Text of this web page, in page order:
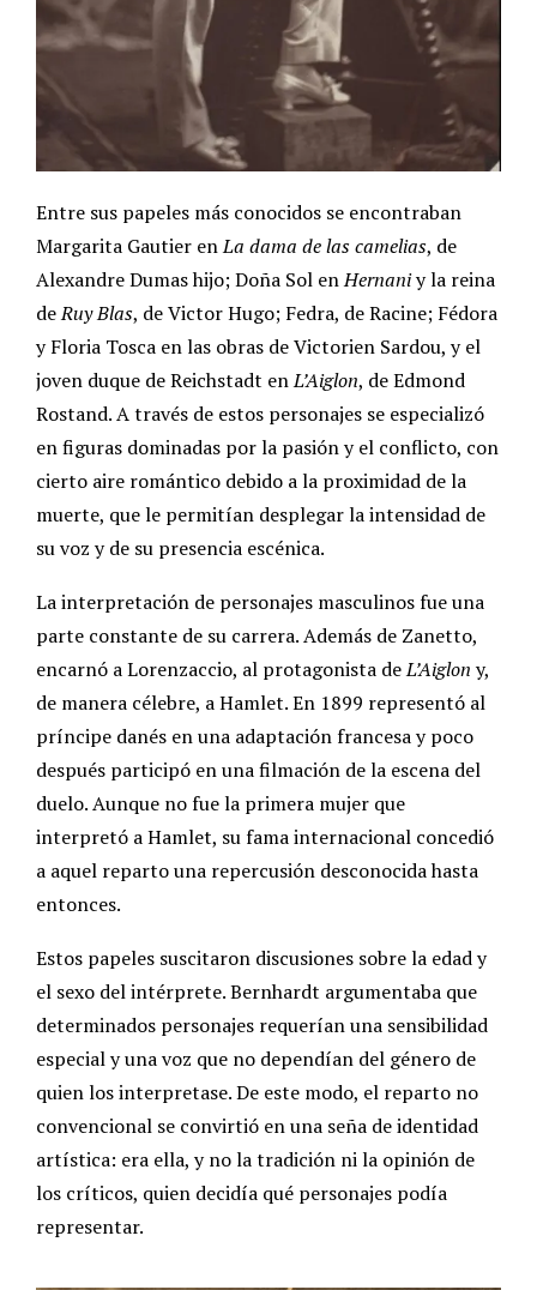
Entre sus papeles más conocidos se encontraban
Margarita Gautier enLa dama de las camelias, de
Alexandre Dumas hijo; Doña Sol enHernaniy la reina
deRuy Blas, de Victor Hugo; Fedra, de Racine; Fédora
y Floria Tosca en las obras de Victorien Sardou, y el
joven duque de Reichstadt enL’Aiglon, de Edmond
Rostand. A través de estos personajes se especializó
en figuras dominadas por la pasión y el conflicto, con
cierto aire romántico debido a la proximidad de la
muerte, que le permitían desplegar la intensidad de
su voz y de su presencia escénica.
La interpretación de personajes masculinos fue una
parte constante de su carrera. Además de Zanetto,
encarnó a Lorenzaccio, al protagonista deL’Aiglon y,
de manera célebre, a Hamlet. En 1899 representó al
príncipe danés en una adaptación francesa y poco
después participó en una filmación de la escena del
duelo. Aunque no fue la primera mujer que
interpretó a Hamlet, su fama internacional concedió
a aquel reparto una repercusión desconocida hasta
entonces.
Estos papeles suscitaron discusiones sobre la edad y
el sexo del intérprete. Bernhardt argumentaba que
determinados personajes requerían una sensibilidad
especial y una voz que no dependían del género de
quien los interpretase. De este modo, el reparto no
convencional se convirtió en una seña de identidad
artística: era ella, y no la tradición ni la opinión de
los críticos, quien decidía qué personajes podía
representar.